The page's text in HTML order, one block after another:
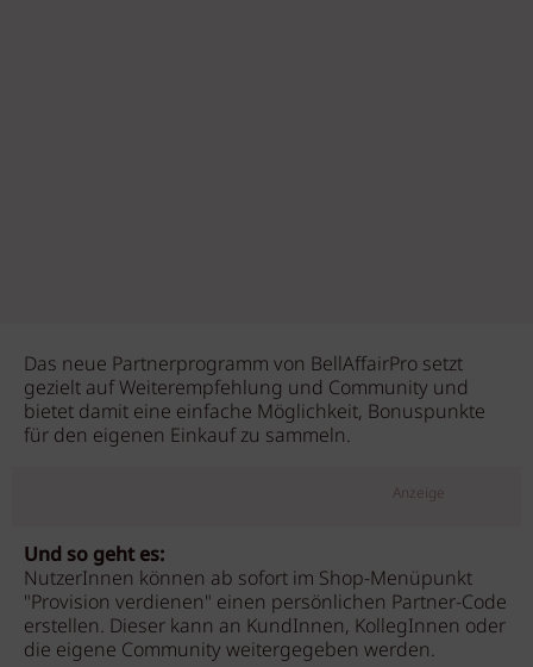
Das neue Partnerprogramm von BellAffairPro setzt
gezielt auf Weiterempfehlung und Community und
bietet damit eine einfache Möglichkeit, Bonuspunkte
für den eigenen Einkauf zu sammeln.
Anzeige
Und so geht es:
NutzerInnen können ab sofort im Shop-Menüpunkt
"Provision verdienen" einen persönlichen Partner-Code
erstellen. Dieser kann an KundInnen, KollegInnen oder
die eigene Community weitergegeben werden.